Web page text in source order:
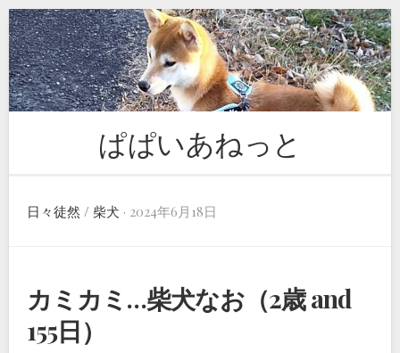
Skip
to
content
ぱぱいあねっと
日々徒然 / 柴犬 · 2024年6月18日
カミカミ…柴犬なお（2歳 and
155日）